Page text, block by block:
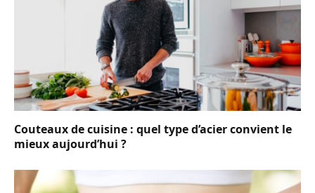
Couteaux de cuisine : quel type d’acier convient le
mieux aujourd’hui ?